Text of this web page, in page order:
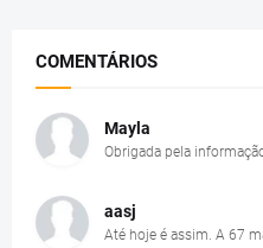
COMENTÁRIOS
Mayla
Obrigada pela
aasj
Até hoje é assim. A 67